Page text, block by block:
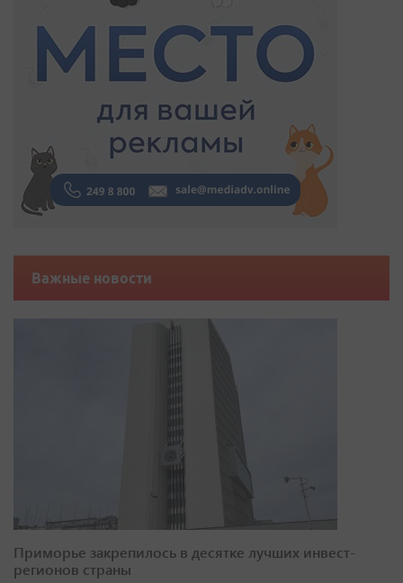
Важные новости
Приморье закрепилось в десятке лучших инвест-
регионов страны